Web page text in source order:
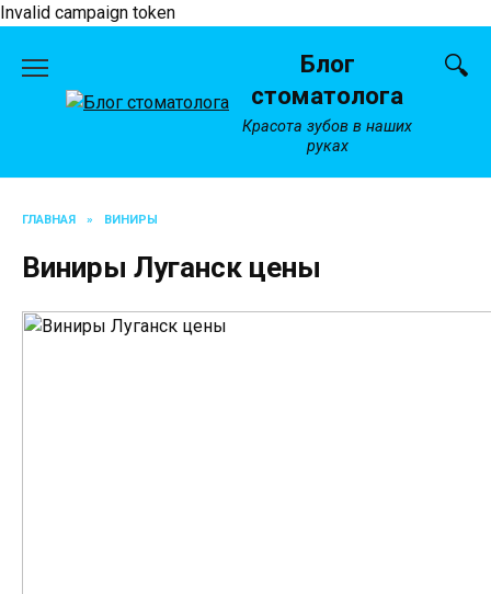
Invalid campaign token
содержанию
Блог
стоматолога
Красота зубов в наших
руках
ГЛАВНАЯ » ВИНИРЫ
Виниры Луганск цены